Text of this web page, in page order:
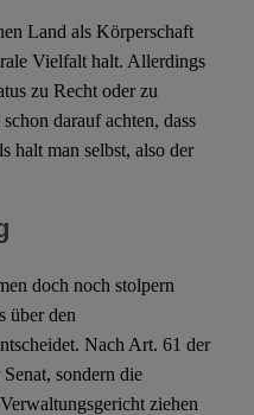
Land als Körperschaft
Vielfalt halt. Allerdings
zu Recht oder zu
darauf achten, dass
halt man selbst, also der
doch noch stolpern
über den
Nach Art. 61 der
sondern die
ziehen